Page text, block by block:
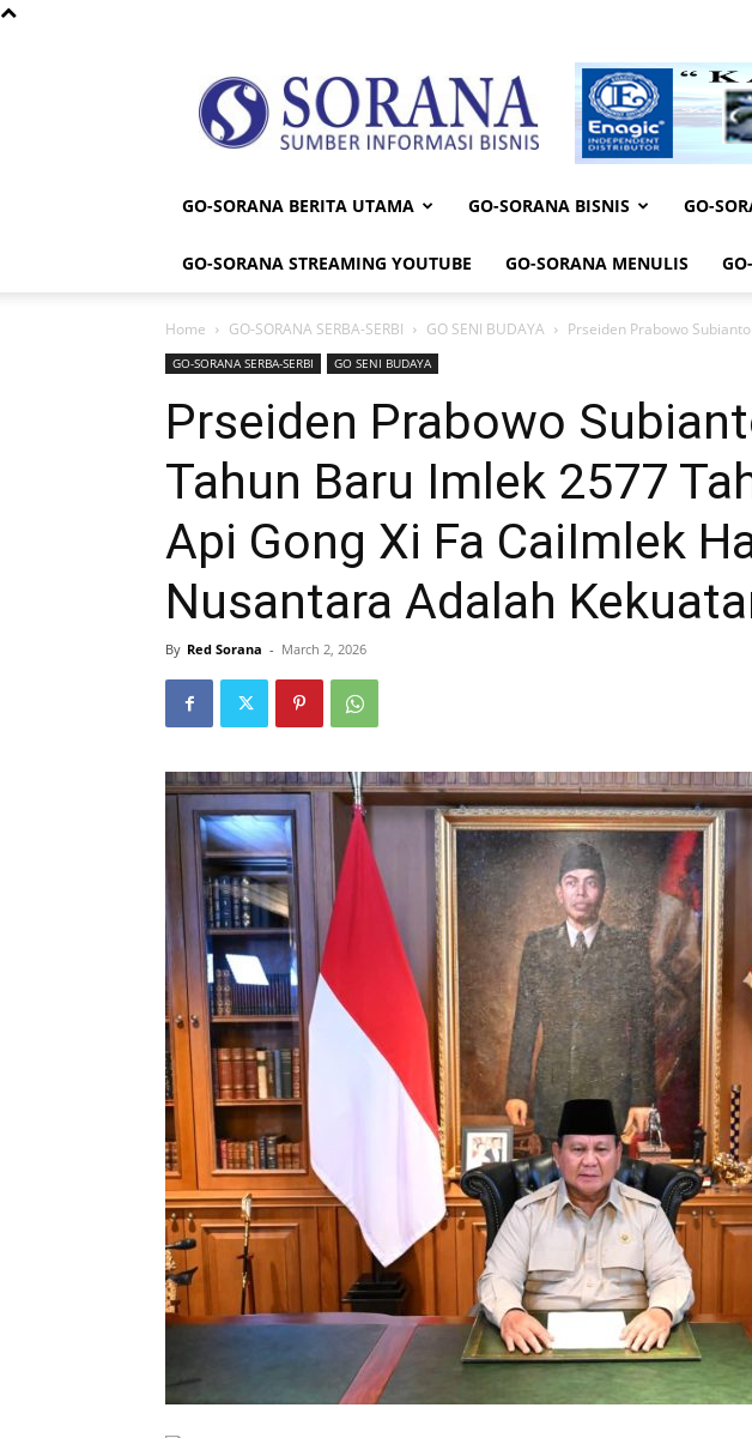
Sorana
GO-SORANA BERITA UTAMA GO-SORANA BISNIS GO-
GO-SORANA STREAMING YOUTUBE GO-SORANA MENULIS
Home GO-SORANA SERBA-SERBI GO SENI BUDAYA Prseiden Prabowo
GO-SORANA SERBA-SERBI GO SENI BUDAYA
Prseiden Prabowo
Tahun Baru Imlek 2577
Api Gong Xi Fa CaiImlek
Nusantara Adalah
By Red Sorana - March 2, 2026